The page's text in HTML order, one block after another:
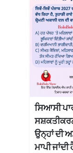
ਸਿਆਸੀ
ਉਨ੍ਹਾਂ ਦੀ
ਮਾਪੀ